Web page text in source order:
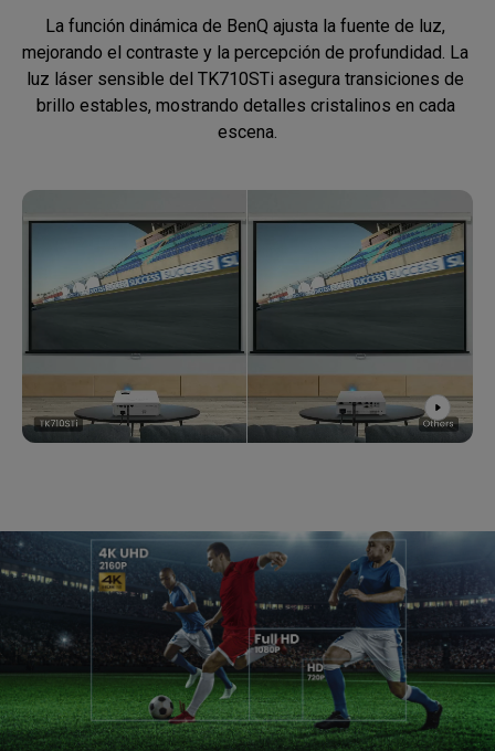
La función dinámica de BenQ ajusta la fuente de luz,
mejorando el contraste y la percepción de profundidad. La
luz láser sensible del TK710STi asegura transiciones de
brillo estables, mostrando detalles cristalinos en cada
escena.